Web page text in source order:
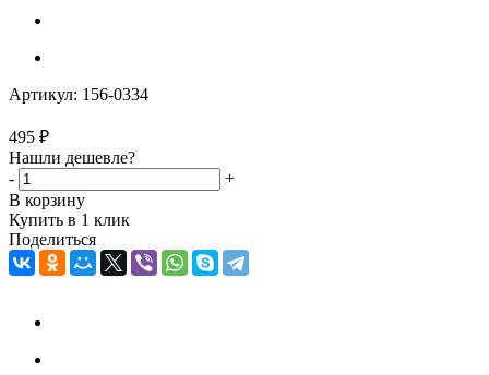
Артикул: 156-0334
495 ₽
Нашли дешевле?
-
+
В корзину
Купить в 1 клик
Поделиться